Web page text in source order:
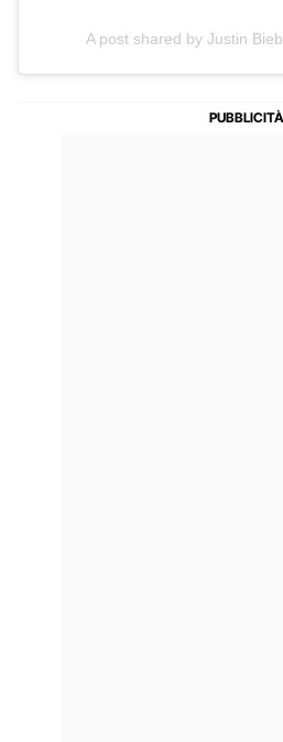
A post shared by Justin